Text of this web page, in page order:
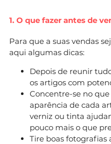
1. O que fazer antes de
Para que a suas vendas
aqui algumas dicas:
Depois de reunir
os artigos com
Concentre-se no
aparência de cada
verniz ou tinta
pouco mais o que
Tire boas fotografias